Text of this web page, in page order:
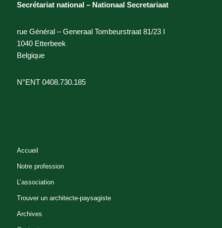
Secrétariat national – Nationaal Secretariaat
rue Général – Generaal Tombeurstraat 81/23 I
1040 Etterbeek
Belgique
N°ENT 0408.730.185
Accueil
Notre profession
L’association
Trouver un architecte-paysagiste
Archives